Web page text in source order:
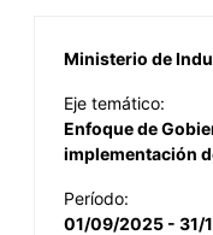
Ministerio de
Eje temático:
Enfoque de
implementación
Período:
01/09/2025 - 31/